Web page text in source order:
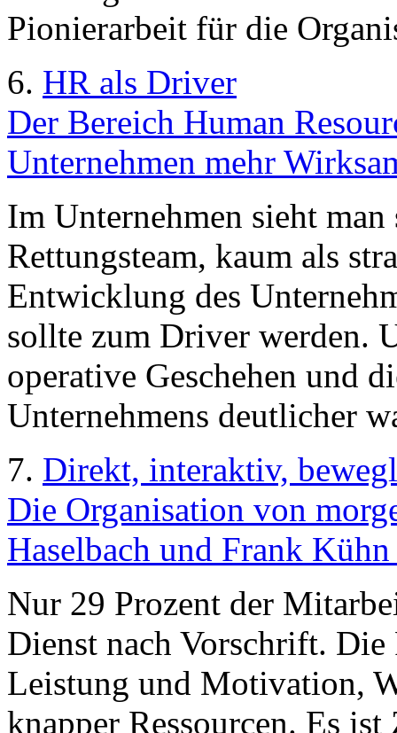
Pionierarbeit für die
6. HR als Driver
Der Bereich Human
Unternehmen mehr
Im Unternehmen sieht
Rettungsteam, kaum als
Entwicklung des
sollte zum Driver werden.
operative Geschehen und
Unternehmens deutlicher
7. Direkt, interaktiv,
Die Organisation von
Haselbach und Frank
Nur 29 Prozent der
Dienst nach Vorschrift.
Leistung und Motivation,
knapper Ressourcen. Es